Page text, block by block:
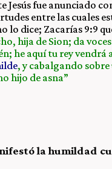
Jesús fue anunciado
entre las cuales
lo dice; Zacarías 9:9
hija de Sion; da
he aquí tu rey vendrá
, y cabalgando sobre
hijo de asna”
la humildad